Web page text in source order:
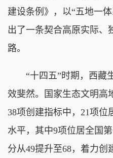
建设条例》，以“五地一
出了一条契合高原实际、
路。
“十四五”时期，西藏
效斐然。国家生态文明高
38项创建指标中，21项位
水平，其中9项位居全国
分从49提升至68，着力创